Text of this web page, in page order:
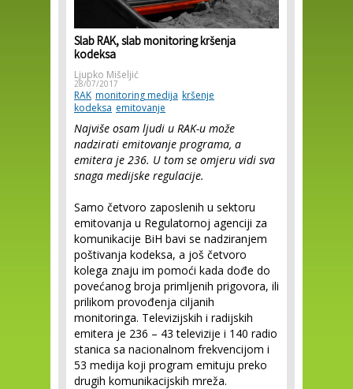
Slab RAK, slab monitoring kršenja
kodeksa
Ljupko Mišeljić
28/07/2017
RAK monitoring medija kršenje
kodeksa emitovanje
Najviše osam ljudi u RAK-u može
nadzirati emitovanje programa, a
emitera je 236. U tom se omjeru vidi sva
snaga medijske regulacije.
Samo četvoro zaposlenih u sektoru
emitovanja u Regulatornoj agenciji za
komunikacije BiH bavi se nadziranjem
poštivanja kodeksa, a još četvoro
kolega znaju im pomoći kada dođe do
povećanog broja primljenih prigovora, ili
prilikom provođenja ciljanih
monitoringa. Televizijskih i radijskih
emitera je 236 – 43 televizije i 140 radio
stanica sa nacionalnom frekvencijom i
53 medija koji program emituju preko
drugih komunikacijskih mreža.